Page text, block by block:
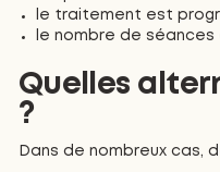
le traitement est
le nombre de
Quelles
?
Dans de nombreux cas,